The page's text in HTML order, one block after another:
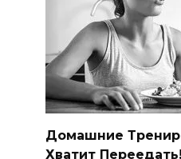
Домашние
Хватит Переедать!